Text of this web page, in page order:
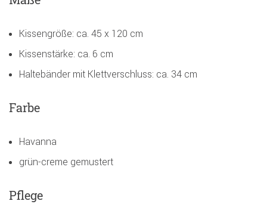
Kissengröße: ca. 45 x 120 cm
Kissenstärke: ca. 6 cm
Haltebänder mit Klettverschluss: ca. 34 cm
Farbe
Havanna
grün-creme gemustert
Pflege